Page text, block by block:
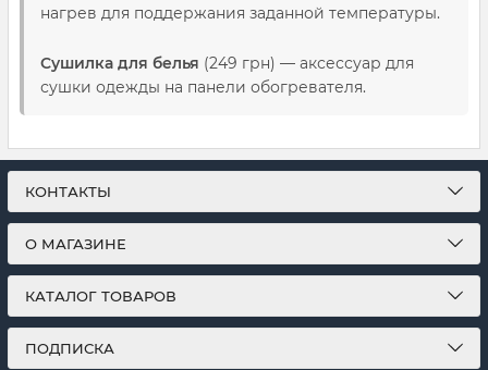
нагрев для поддержания заданной температуры.
Сушилка для белья (249 грн) — аксессуар для
сушки одежды на панели обогревателя.
КОНТАКТЫ
О МАГАЗИНЕ
КАТАЛОГ ТОВАРОВ
ПОДПИСКА